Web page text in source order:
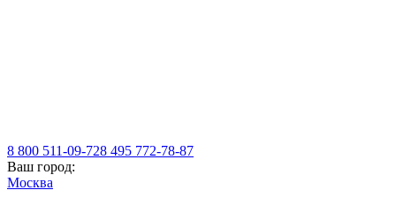
8 800 511-09-728 495 772-78-87
Ваш город:
Москва